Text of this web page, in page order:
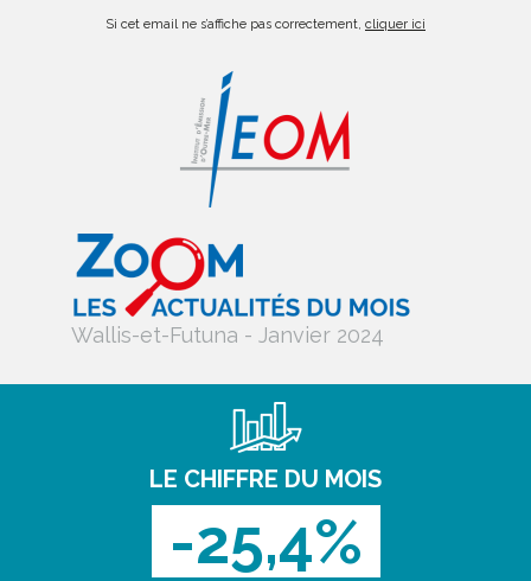
Si cet email ne s’affiche pas correctement, cliquer ici
Wallis-et-Futuna - Janvier 2024
LE CHIFFRE DU MOIS
-25,4%